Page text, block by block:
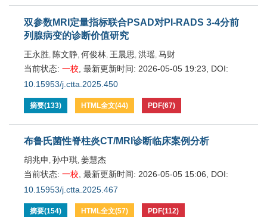
双参数MRI定量指标联合PSAD对PI-RADS 3-4分前
列腺病变的诊断价值研究
王永胜, 陈文静, 何俊林, 王晨思, 洪瑶, 马财
当前状态: 一校 最新更新时间: 2026-05-05 19:23
DOI:
10.15953/j.ctta.2025.450
摘要(133) HTML全文(44) PDF(67)
布鲁氏菌性脊柱炎CT/MRI诊断临床案例分析
胡兆申 , 孙中琪, 姜慧杰
当前状态: 一校 最新更新时间: 2026-05-05 15:06
DOI:
10.15953/j.ctta.2025.467
摘要(154) HTML全文(57) PDF(112)